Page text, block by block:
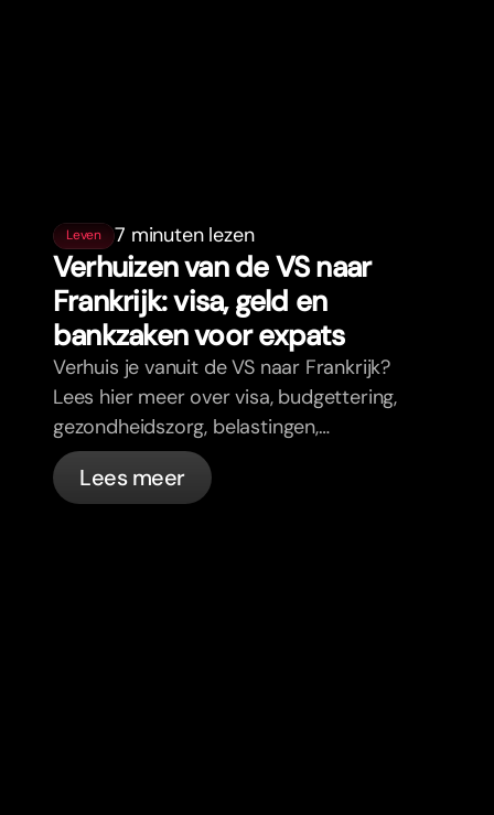
Leven 7 minuten lezen
Verhuizen van de VS naar
Frankrijk: visa, geld en
bankzaken voor expats
Verhuis je vanuit de VS naar Frankrijk?
Lees hier meer over visa, budgettering,
gezondheidszorg, belastingen,
verkeersregels en bankzaken voor
expats in Frankrijk met bunq.
Lees meer